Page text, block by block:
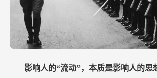
影响人的“流动”，本质是影响人的思